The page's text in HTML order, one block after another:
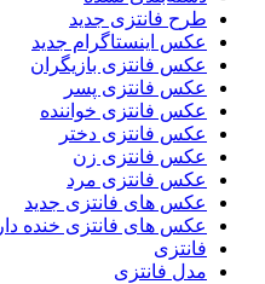
طرح فانتزی جدید
عکس اینستاگرام جدید
عکس فانتزی بازیگران
عکس فانتزی پسر
عکس فانتزی خواننده
عکس فانتزی دختر
عکس فانتزی زن
عکس فانتزی مرد
عکس های فانتزی جدید
عکس های فانتزی خنده دار
فانتزی
مدل فانتزی